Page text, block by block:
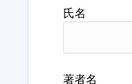
氏名
著者名